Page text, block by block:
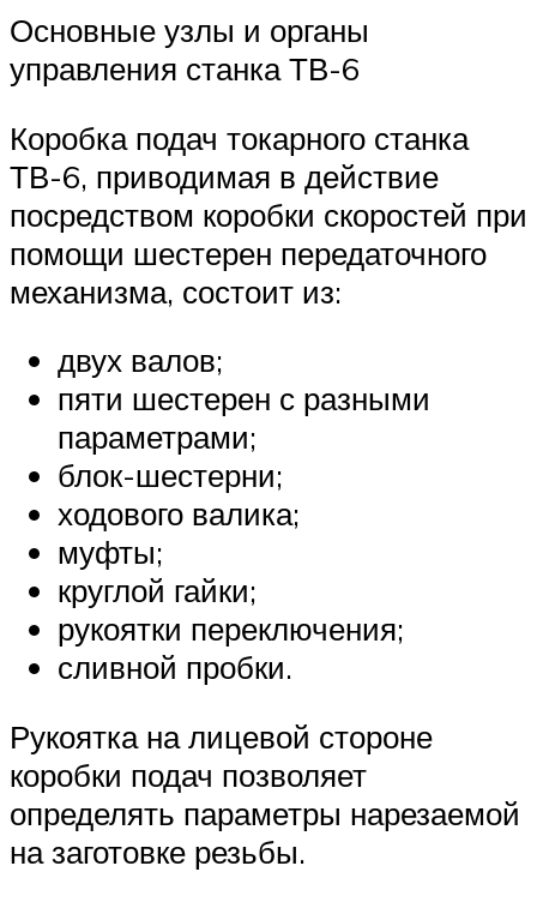
Основные узлы и органы
управления станка ТВ-6
Коробка подач токарного станка
ТВ-6, приводимая в действие
посредством коробки скоростей при
помощи шестерен передаточного
механизма, состоит из:
двух валов;
пяти шестерен с разными
параметрами;
блок-шестерни;
ходового валика;
муфты;
круглой гайки;
рукоятки переключения;
сливной пробки.
Рукоятка на лицевой стороне
коробки подач позволяет
определять параметры нарезаемой
на заготовке резьбы.